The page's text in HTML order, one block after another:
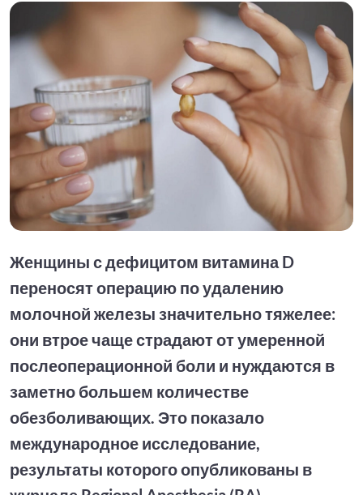
Женщины с дефицитом витамина D
переносят операцию по удалению
молочной железы значительно тяжелее:
они втрое чаще страдают от умеренной
послеоперационной боли и нуждаются в
заметно большем количестве
обезболивающих. Это показало
международное исследование,
результаты которого опубликованы в